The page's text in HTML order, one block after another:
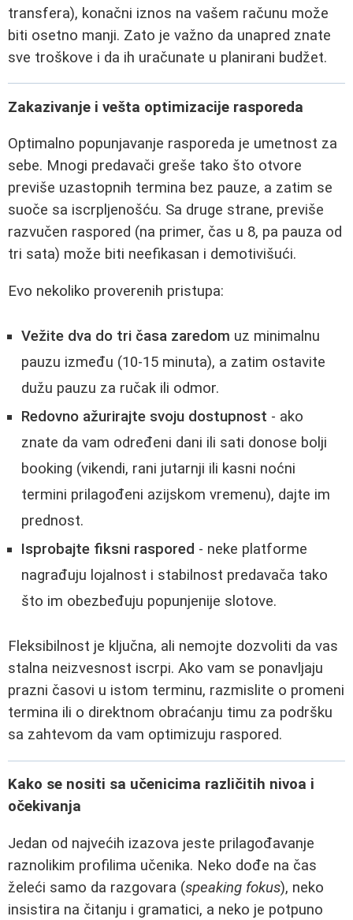
transfera), konačni iznos na vašem računu može
biti osetno manji. Zato je važno da unapred znate
sve troškove i da ih uračunate u planirani budžet.
Zakazivanje i vešta optimizacije rasporeda
Optimalno popunjavanje rasporeda je umetnost za
sebe. Mnogi predavači greše tako što otvore
previše uzastopnih termina bez pauze, a zatim se
suoče sa iscrpljenošću. Sa druge strane, previše
razvučen raspored (na primer, čas u 8, pa pauza od
tri sata) može biti neefikasan i demotivišući.
Evo nekoliko proverenih pristupa:
Vežite dva do tri časa zaredom uz minimalnu
pauzu između (10-15 minuta), a zatim ostavite
dužu pauzu za ručak ili odmor.
Redovno ažurirajte svoju dostupnost - ako
znate da vam određeni dani ili sati donose bolji
booking (vikendi, rani jutarnji ili kasni noćni
termini prilagođeni azijskom vremenu), dajte im
prednost.
Isprobajte fiksni raspored - neke platforme
nagrađuju lojalnost i stabilnost predavača tako
što im obezbeđuju popunjenije slotove.
Fleksibilnost je ključna, ali nemojte dozvoliti da vas
stalna neizvesnost iscrpi. Ako vam se ponavljaju
prazni časovi u istom terminu, razmislite o promeni
termina ili o direktnom obraćanju timu za podršku
sa zahtevom da vam optimizuju raspored.
Kako se nositi sa učenicima različitih nivoa i
očekivanja
Jedan od najvećih izazova jeste prilagođavanje
raznolikim profilima učenika. Neko dođe na čas
želeći samo da razgovara (speaking fokus), neko
insistira na čitanju i gramatici, a neko je potpuno